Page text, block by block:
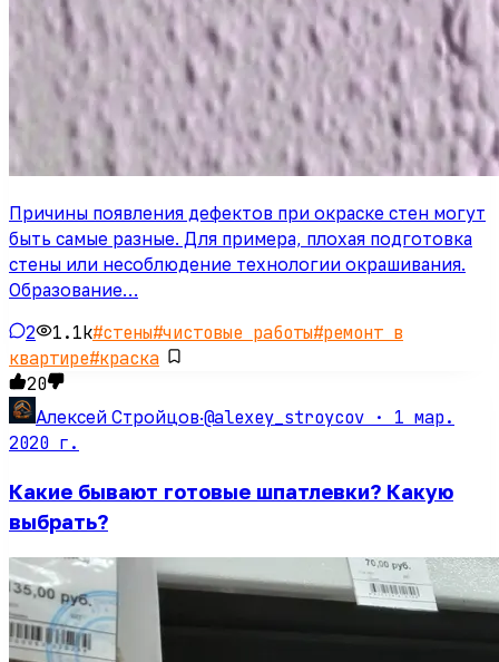
Причины появления дефектов при окраске стен могут
быть самые разные. Для примера, плохая подготовка
стены или несоблюдение технологии окрашивания.
Образование…
2 1.1k#стены#чистовые работы#ремонт в
квартире#краска
20
Алексей Стройцов·@alexey_stroycov · 1 мар.
2020 г.
Какие бывают готовые шпатлевки? Какую
выбрать?